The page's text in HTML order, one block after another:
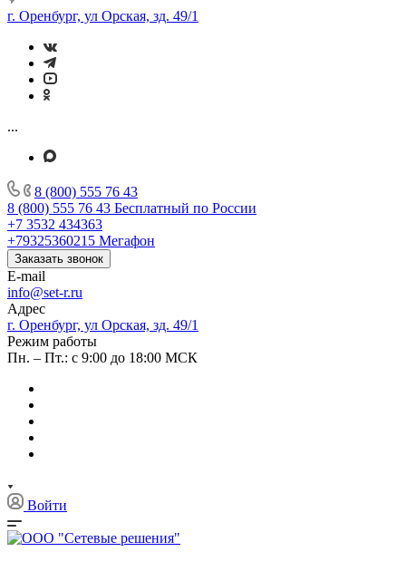
г. Оренбург, ул Орская, зд. 49/1
...
8 (800) 555 76 43
8 (800) 555 76 43 Бесплатный по России
+7 3532 434363
+79325360215 Мегафон
Заказать звонок
E-mail
info@set-r.ru
Адрес
г. Оренбург, ул Орская, зд. 49/1
Режим работы
Пн. – Пт.: с 9:00 до 18:00 МСК
Войти